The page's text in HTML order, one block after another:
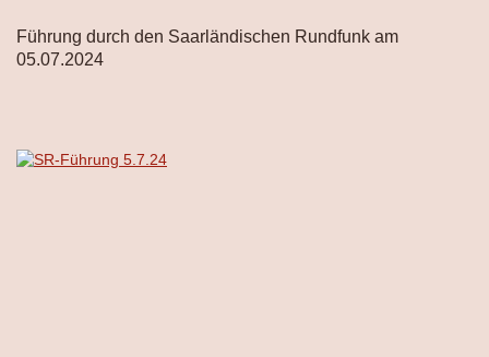
Führung durch den Saarländischen Rundfunk am
05.07.2024